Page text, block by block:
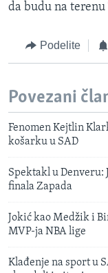
da budu na
Podelite
Povezani
Fenomen Kejtlin
košarku u SAD
Spektakl u Denveru:
finala Zapada
Jokić kao Medžik i
MVP-ja NBA lige
Klađenje na sport u